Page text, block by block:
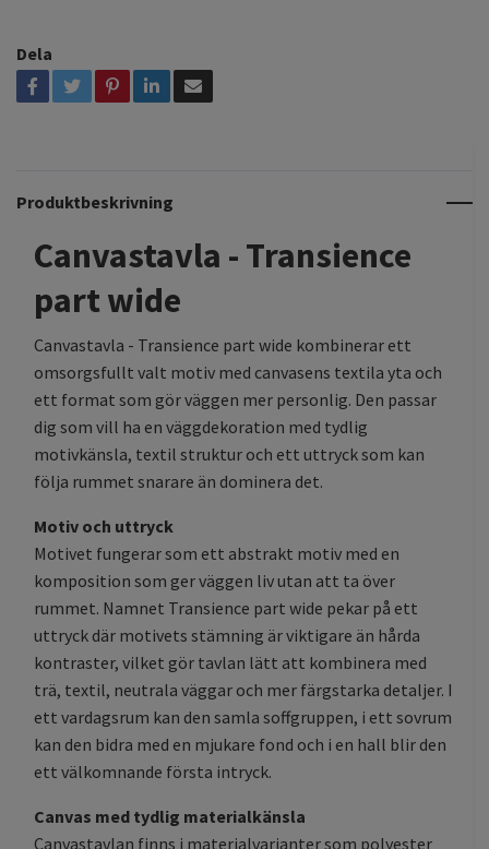
Dela
Produktbeskrivning
Canvastavla - Transience
part wide
Canvastavla - Transience part wide kombinerar ett
omsorgsfullt valt motiv med canvasens textila yta och
ett format som gör väggen mer personlig. Den passar
dig som vill ha en väggdekoration med tydlig
motivkänsla, textil struktur och ett uttryck som kan
följa rummet snarare än dominera det.
Motiv och uttryck
Motivet fungerar som ett abstrakt motiv med en
komposition som ger väggen liv utan att ta över
rummet. Namnet Transience part wide pekar på ett
uttryck där motivets stämning är viktigare än hårda
kontraster, vilket gör tavlan lätt att kombinera med
trä, textil, neutrala väggar och mer färgstarka detaljer. I
ett vardagsrum kan den samla soffgruppen, i ett sovrum
kan den bidra med en mjukare fond och i en hall blir den
ett välkomnande första intryck.
Canvas med tydlig materialkänsla
Canvastavlan finns i materialvarianter som polyester